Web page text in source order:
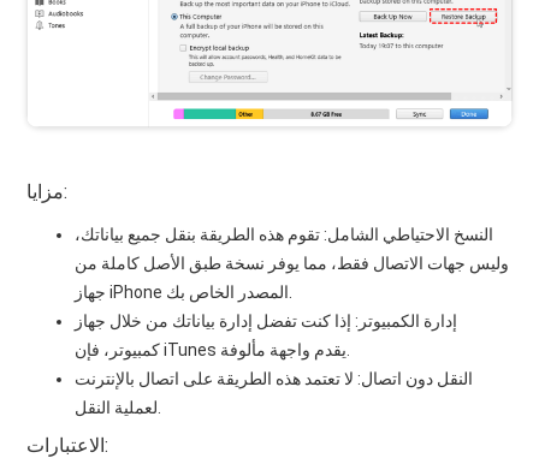
مزايا:
النسخ الاحتياطي الشامل: تقوم هذه الطريقة بنقل جميع بياناتك،
وليس جهات الاتصال فقط، مما يوفر نسخة طبق الأصل كاملة من
جهاز iPhone المصدر الخاص بك.
إدارة الكمبيوتر: إذا كنت تفضل إدارة بياناتك من خلال جهاز
كمبيوتر، فإن iTunes يقدم واجهة مألوفة.
النقل دون اتصال: لا تعتمد هذه الطريقة على اتصال بالإنترنت
لعملية النقل.
الاعتبارات: